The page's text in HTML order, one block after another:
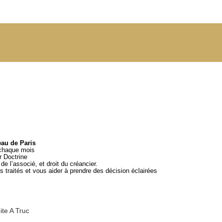
de Paris
mois
Doctrine
l’associé, et droit du créancier.
et vous aider à prendre des décision éclairées
A Truc